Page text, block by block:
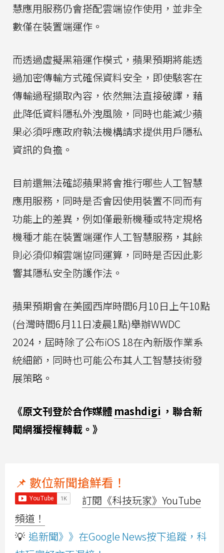
慧應用服務仍會搭配雲端協作使用，並非全
數僅在裝置端運作。
而透過虛擬黑箱運作模式，蘋果預期將能透
過加密傳輸方式確保資料安全，即使駭客在
傳輸過程擷取內容，依然無法直接破譯，藉
此降低資料隱私外洩風險，同時也能減少蘋
果必須呼應政府執法機構請求提供用戶隱私
資訊的負擔。
目前還無法確認蘋果將會推行哪些人工智慧
應用服務，同時是否會因使用裝置不同而有
功能上的差異，例如僅最新機種或特定規格
機種才能在裝置端運作人工智慧服務，其餘
則必須仰賴雲端協同運算，同時是否因此影
響其隱私安全防護作法。
蘋果預期會在美國西岸時間6月10日上午10點
(台灣時間6月11日凌晨1點)舉辦WWDC
2024，屆時除了公布iOS 18在內新版作業系
統細節，同時也可能公布其人工智慧技術發
展策略。
《原文刊登於合作媒體 mashdigi ，聯合新
聞網獲授權轉載。》
📌 數位新聞搶鮮看！
訂閱《科技玩家》YouTube
頻道！
💡 追新聞》》在Google News按下追蹤，科